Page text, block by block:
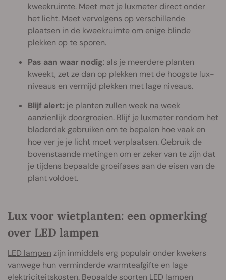
kweekruimte. Meet met je luxmeter direct onder
het licht. Meet vervolgens op verschillende
plaatsen in de kweekruimte om enige blinde
plekken op te sporen.
Pas aan waar nodig: als je meerdere planten
kweekt, zet ze dan op plekken met de hoogste lux-
niveaus en vermijd plekken met lage niveaus.
Blijf alert: je planten zullen week na week
aanzienlijk doorgroeien. Blijf je luxmeter rondom het
bladerdak gebruiken om te bepalen hoe vaak en
hoe ver je je licht moet verplaatsen. Gebruik de
bovenstaande metingen om er zeker van te zijn dat
je tijdens bepaalde groeifases aan de eisen van de
plant voldoet.
Lux voor wietplanten: een opmerking
over LED lampen
LED lampen zijn inmiddels erg populair onder kwekers
vanwege hun verminderde warmteafgifte en lage
elektriciteitskosten. Bepaalde soorten LED lampen